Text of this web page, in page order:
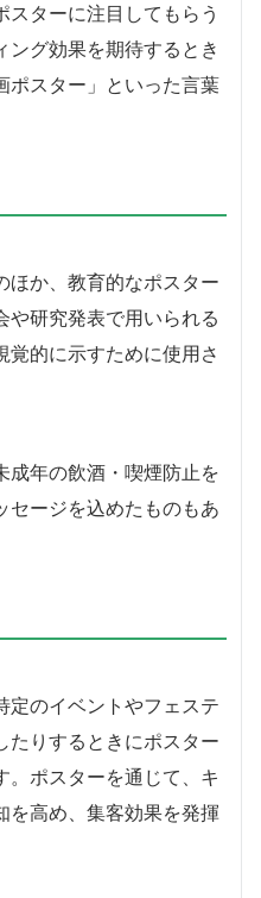
スターに注目してもらう
ング効果を期待するとき
ポスター」といった言葉
ほか、教育的なポスター
や研究発表で用いられる
覚的に示すために使用さ
成年の飲酒・喫煙防止を
セージを込めたものもあ
定のイベントやフェステ
たりするときにポスター
。ポスターを通じて、キ
を高め、集客効果を発揮